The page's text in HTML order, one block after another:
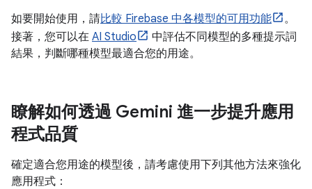
如要開始使用，請比較 Firebase 中各模型的可用功能
。
接著，您可以在 AI Studio
中評估不同模型的多種提示詞
結果，判斷哪種模型最適合您的用途。
瞭解如何透過 Gemini 進一步提升應用
程式品質
確定適合您用途的模型後，請考慮使用下列其他方法來強化
應用程式：